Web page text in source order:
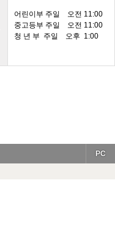
어린이부 주일 오전 11:00
중고등부 주일 오전 11:00
청 년 부 주일 오후 1:00
PC